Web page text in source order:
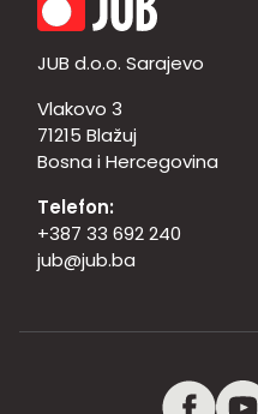
JUB d.o.o. Sarajevo
Vlakovo 3
71215 Blažuj
Bosna i Hercegovina
Telefon:
+387 33 692 240
jub@jub.ba